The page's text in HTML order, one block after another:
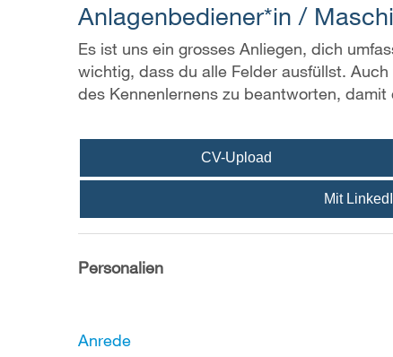
Anlagenbediener*in /
Es ist uns ein grosses Anliegen, dich
wichtig, dass du alle Felder ausfüllst.
des Kennenlernens zu beantworten,
CV-Upload
Mit
Personalien
Anrede